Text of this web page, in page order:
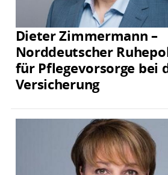
Dieter Zimmermann –
Norddeutscher
für Pflegevorsorge bei
Versicherung